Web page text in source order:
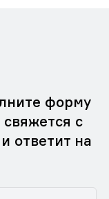
форму
с
ответит на